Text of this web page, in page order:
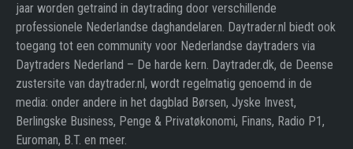
jaar worden getraind in daytrading door verschillende
professionele Nederlandse daghandelaren. Daytrader.nl biedt ook
toegang tot een community voor Nederlandse daytraders via
Daytraders Nederland – De harde kern. Daytrader.dk, de Deense
zustersite van daytrader.nl, wordt regelmatig genoemd in de
media: onder andere in het dagblad Børsen, Jyske Invest,
Berlingske Business, Penge & Privatøkonomi, Finans, Radio P1,
Euroman, B.T. en meer.